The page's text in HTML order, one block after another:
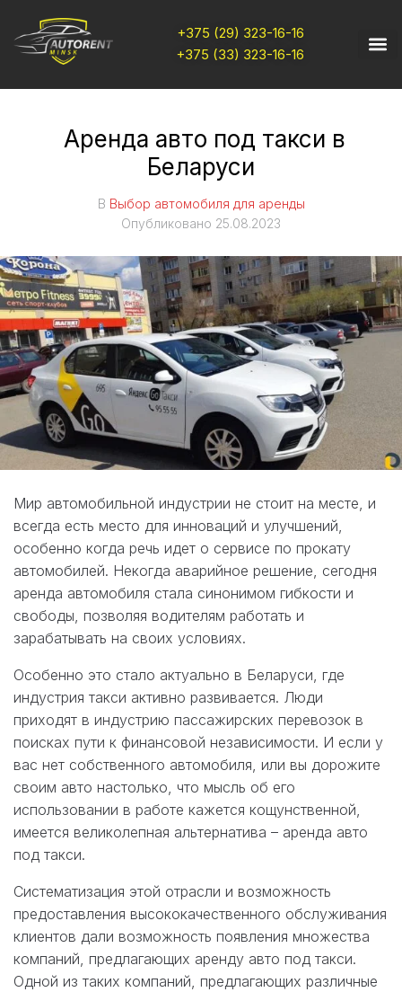
+375 (29) 323-16-16
+375 (33) 323-16-16
Аренда авто под такси в
Беларуси
В Выбор автомобиля для аренды
Опубликовано 25.08.2023
Мир автомобильной индустрии не стоит на месте, и
всегда есть место для инноваций и улучшений,
особенно когда речь идет о сервисе по прокату
автомобилей. Некогда аварийное решение, сегодня
аренда автомобиля стала синонимом гибкости и
свободы, позволяя водителям работать и
зарабатывать на своих условиях.
Особенно это стало актуально в Беларуси, где
индустрия такси активно развивается. Люди
приходят в индустрию пассажирских перевозок в
поисках пути к финансовой независимости. И если у
вас нет собственного автомобиля, или вы дорожите
своим авто настолько, что мысль об его
использовании в работе кажется кощунственной,
имеется великолепная альтернатива – аренда авто
под такси.
Систематизация этой отрасли и возможность
предоставления высококачественного обслуживания
клиентов дали возможность появления множества
компаний, предлагающих аренду авто под такси.
Одной из таких компаний, предлагающих различные